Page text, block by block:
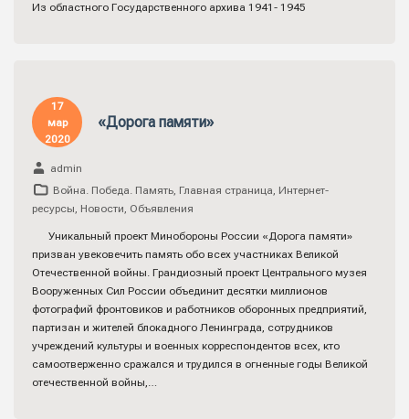
Из областного Государственного архива 1941- 1945
17
мар
2020
«Дорога памяти»
admin
Война. Победа. Память, Главная страница, Интернет-
ресурсы, Новости, Объявления
Уникальный проект Минобороны России «Дорога памяти»
призван увековечить память обо всех участниках Великой
Отечественной войны. Грандиозный проект Центрального музея
Вооруженных Сил России объединит десятки миллионов
фотографий фронтовиков и работников оборонных предприятий,
партизан и жителей блокадного Ленинграда, сотрудников
учреждений культуры и военных корреспондентов всех, кто
самоотверженно сражался и трудился в огненные годы Великой
отечественной войны,…